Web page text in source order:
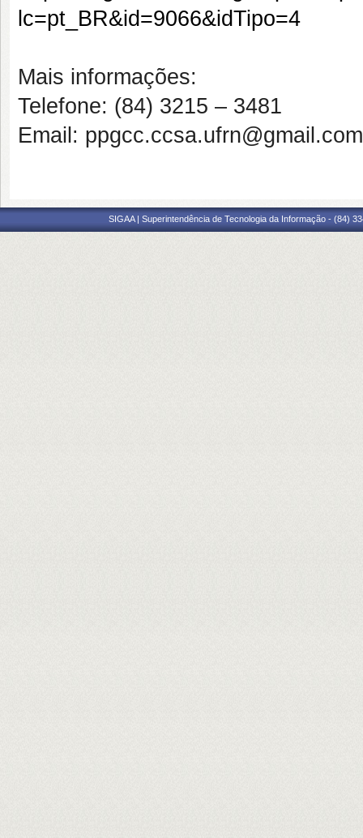
lc=pt_BR&id=9066&idTipo=4
Mais informações:
Telefone: (84) 3215 – 3481
Email: ppgcc.ccsa.ufrn@gmail.com
SIGAA | Superintendência de Tecnologia da Informação - (84)